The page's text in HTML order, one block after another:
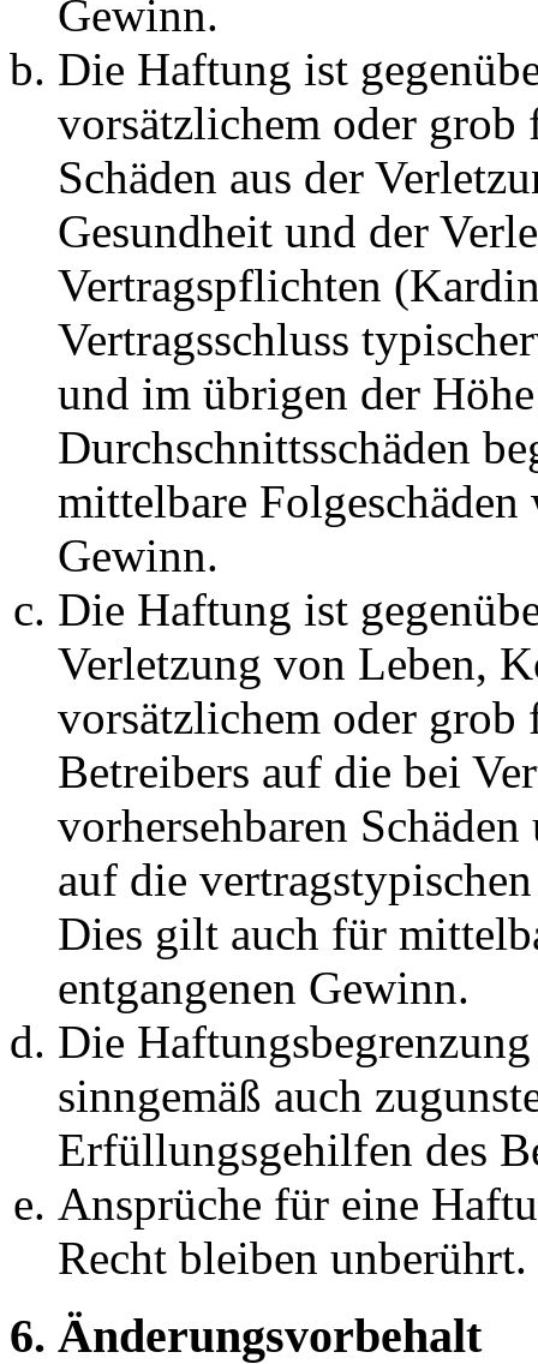
Gewinn.
Die Haftung ist
vorsätzlichem oder grob
Schäden aus der
Gesundheit und der
Vertragspflichten
Vertragsschluss
und im übrigen der
Durchschnittsschäden
mittelbare Folgeschäden
Gewinn.
Die Haftung ist
Verletzung von Leben,
vorsätzlichem oder grob
Betreibers auf die bei
vorhersehbaren
auf die
Dies gilt auch für
entgangenen Gewinn.
Die
sinngemäß auch
Erfüllungsgehilfen des
Ansprüche für eine
Recht bleiben unberührt.
6. Änderungsvorbehalt